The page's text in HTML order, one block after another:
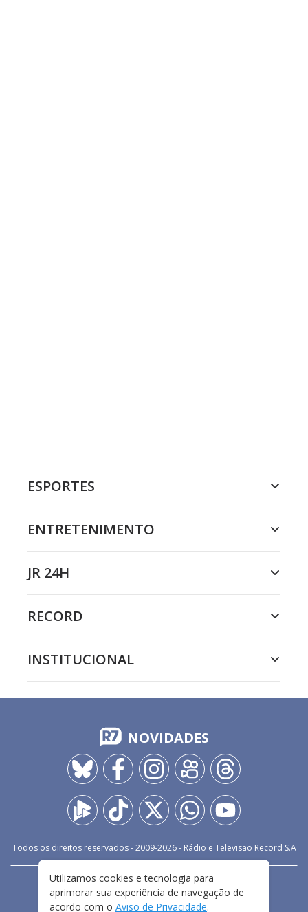
ESPORTES
ENTRETENIMENTO
JR 24H
RECORD
INSTITUCIONAL
NOVIDADES
Todos os direitos reservados - 2009-2026- Rádio e Televisão Record S.A
FALE CONOSCO
PRIVACIDADE
TERMOS E CONDIÇÕES DE USO
Utilizamos cookies e tecnologia para
aprimorar sua experiência de navegação de
acordo com o Aviso de Privacidade.